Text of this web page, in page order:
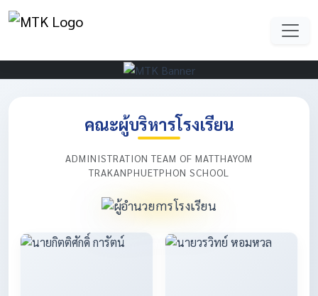
คณะผู้บริหารโรงเรียน
ADMINISTRATION TEAM OF MATTHAYOM
TRAKANPHUETPHON SCHOOL